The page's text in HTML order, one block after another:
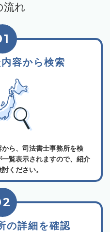
流れ
容から検索
ら、司法書士事務所を検
覧表示されますので、紹介
ください。
の詳細を確認